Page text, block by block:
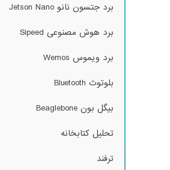
برد جتسون نانو Jetson Nano
برد هوش مصنوعی Sipeed
برد ویموس Wemos
بلوتوث Bluetooth
بیگل بون Beaglebone
تحلیل کتابخانه
ترفند